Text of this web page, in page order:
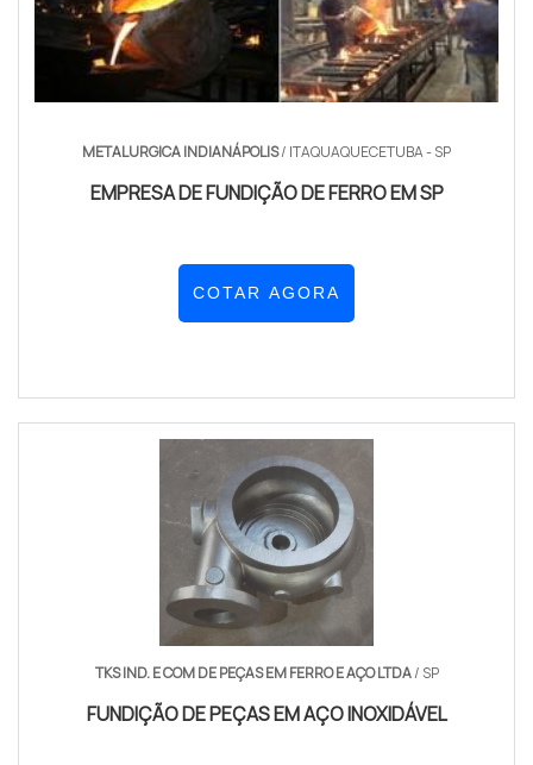
METALURGICA INDIANÁPOLIS/ ITAQUAQUECETUBA - SP
EMPRESA DE FUNDIÇÃO DE FERRO EM SP
COTAR AGORA
TKS IND. E COM DE PEÇAS EM FERRO E AÇO LTDA/ SP
FUNDIÇÃO DE PEÇAS EM AÇO INOXIDÁVEL